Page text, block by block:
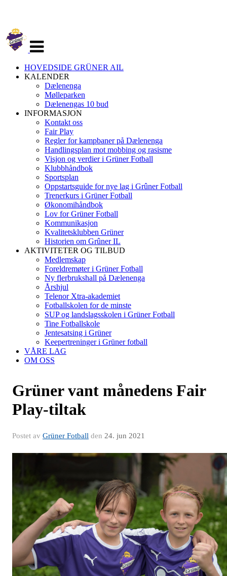
navigasjon
HOVEDSIDE GRÜNER AIL
KALENDER
Dælenenga
Mølleparken
Dælenengas 10 bud
INFORMASJON
Kontakt oss
Fair Play
Regler for kampbaner på Dælenenga
Handlingsplan mot mobbing og rasisme
Visjon og verdier i Grüner Fotball
Klubbhåndbok
Sportsplan
Oppstartsguide for nye lag i Grûner Fotball
Trenerkurs i Grüner Fotball
Økonomihåndbok
Lov for Grüner Fotball
Kommunikasjon
Kvalitetsklubben Grüner
Historien om Grûner IL
AKTIVITETER OG TILBUD
Medlemskap
Foreldremøter i Grüner Fotball
Ny flerbrukshall på Dælenenga
Årshjul
Telenor Xtra-akademiet
Fotballskolen for de minste
SUP og landslagsskolen i Grüner Fotball
Tine Fotballskole
Jentesatsing i Grüner
Keepertreninger i Grüner fotball
VÅRE LAG
OM OSS
Grüner vant månedens Fair
Play-tiltak
Postet av Grüner Fotball den 24. jun 2021